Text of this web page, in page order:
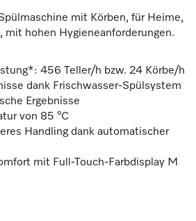
mit Körben, für Heime,
mit hohen Hygieneanforderungen.
456 Teller/h bzw. 24 Körbe/h
dank Frischwasser-Spülsystem
Ergebnisse
von 85 °C
Handling dank automatischer
mit Full-Touch-Farbdisplay M